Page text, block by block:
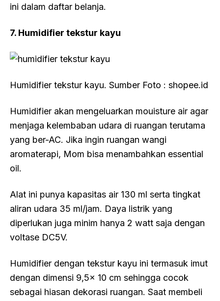
ini dalam daftar belanja.
7. Humidifier tekstur kayu
Humidifier tekstur kayu. Sumber Foto : shopee.id
Humidifier akan mengeluarkan mouisture air agar
menjaga kelembaban udara di ruangan terutama
yang ber-AC. Jika ingin ruangan wangi
aromaterapi, Mom bisa menambahkan essential
oil.
Alat ini punya kapasitas air 130 ml serta tingkat
aliran udara 35 ml/jam. Daya listrik yang
diperlukan juga minim hanya 2 watt saja dengan
voltase DC5V.
Humidifier dengan tekstur kayu ini termasuk imut
dengan dimensi 9,5x 10 cm sehingga cocok
sebagai hiasan dekorasi ruangan. Saat membeli